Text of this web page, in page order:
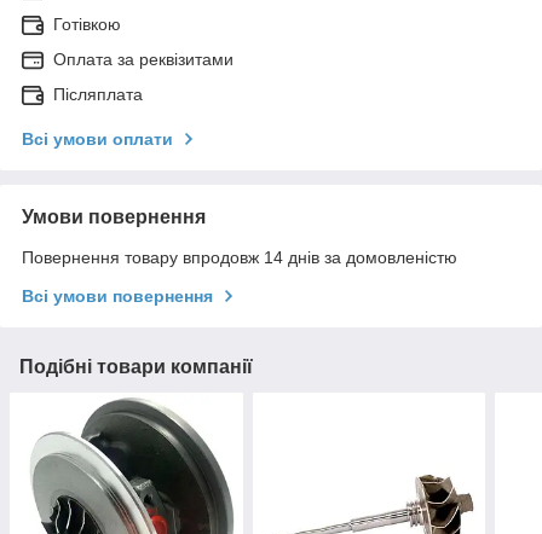
Готівкою
Оплата за реквізитами
Післяплата
Всі умови оплати
Умови повернення
Повернення товару впродовж 14 днів за домовленістю
Всі умови повернення
Подібні товари компанії